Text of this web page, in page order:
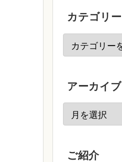
カテゴリー
アーカイブ
ご紹介